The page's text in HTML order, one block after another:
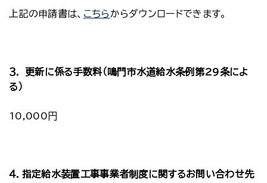
上記の申請書は、 こちらからダウンロードできます。
３． 更新に係る手数料（鳴門市水道給水条例第29条によ
る）
10,000円
４．指定給水装置工事事業者制度に関するお問い合わせ先